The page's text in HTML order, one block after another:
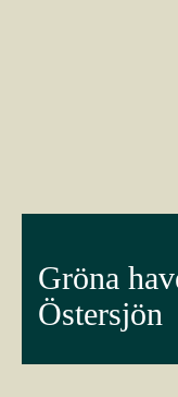
Gröna
Östersjön